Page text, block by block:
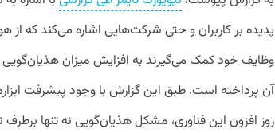
پدیده بر کاربران و حتی شرکت‌هایی اشاره می‌کند که
وظایف خود کمک می‌گیرند به افزایش میزان
آن پرداخته است. طبق این گزارش با وجود پیشرفت
روز افزون این فناوری، مشکل هذیان‌گویی نه تنها